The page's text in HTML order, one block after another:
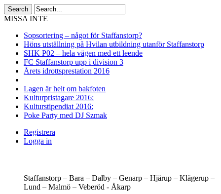
MISSA INTE
Sopsortering – något för Staffanstorp?
Höns utställning på Hvilan utbildning utanför Staffanstorp
SHK P02 – hela vägen med ett leende
FC Staffanstorp upp i division 3
Årets idrottsprestation 2016
Lagen är helt om bakfoten
Kulturpristagare 2016:
Kulturstipendiat 2016:
Poke Party med DJ Szmak
Registrera
Logga in
Staffanstorp – Bara – Dalby – Genarp – Hjärup – Klågerup –
Lund – Malmö – Veberöd - Åkarp